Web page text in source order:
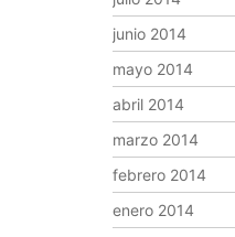
junio 2014
mayo 2014
abril 2014
marzo 2014
febrero 2014
enero 2014